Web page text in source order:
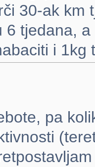
30-ak km
6 tjedana,
i 1kg
pa